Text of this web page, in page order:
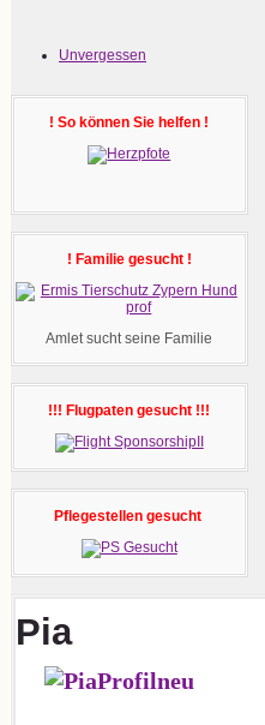
Unvergessen
! So können Sie helfen !
! Familie gesucht !
Amlet sucht seine Familie
!!! Flugpaten gesucht !!!
Pflegestellen gesucht
Pia